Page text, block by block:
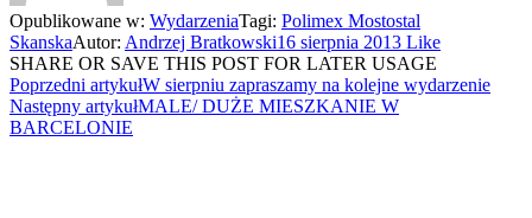
Opublikowane w: WydarzeniaTagi: Polimex Mostostal
SkanskaAutor: Andrzej Bratkowski16 sierpnia 2013 Like
SHARE OR SAVE THIS POST FOR LATER USAGE
Poprzedni artykułW sierpniu zapraszamy na kolejne wydarzenie
Następny artykułMALE/ DUŻE MIESZKANIE W
BARCELONIE